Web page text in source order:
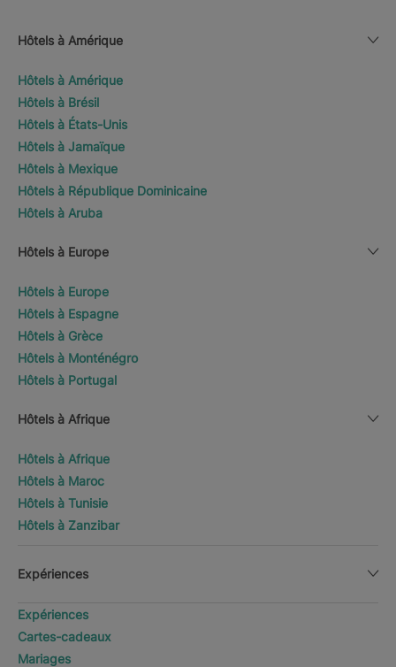
Hôtels à Amérique
Hôtels à Amérique
Hôtels à Brésil
Hôtels à États-Unis
Hôtels à Jamaïque
Hôtels à Mexique
Hôtels à République Dominicaine
Hôtels à Aruba
Hôtels à Europe
Hôtels à Europe
Hôtels à Espagne
Hôtels à Grèce
Hôtels à Monténégro
Hôtels à Portugal
Hôtels à Afrique
Hôtels à Afrique
Hôtels à Maroc
Hôtels à Tunisie
Hôtels à Zanzibar
Expériences
Expériences
Cartes-cadeaux
Mariages